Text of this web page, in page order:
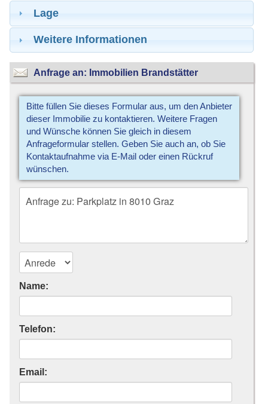
Lage
Weitere Informationen
Anfrage an: Immobilien Brandstätter
Bitte füllen Sie dieses Formular aus, um den Anbieter
dieser Immobilie zu kontaktieren. Weitere Fragen
und Wünsche können Sie gleich in diesem
Anfrageformular stellen. Geben Sie auch an, ob Sie
Kontaktaufnahme via E-Mail oder einen Rückruf
wünschen.
Name:
Telefon:
Email: